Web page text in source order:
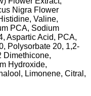
Nigra Flower
Valine,
PCA, Sodium
Aspartic Acid, PCA,
Polysorbate 20, 1,2-
Dimethicone,
Hydroxide,
Limonene, Citral,